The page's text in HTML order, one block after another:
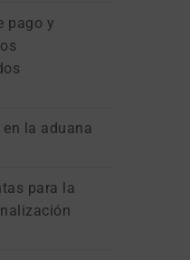
pago y
en la aduana
para la